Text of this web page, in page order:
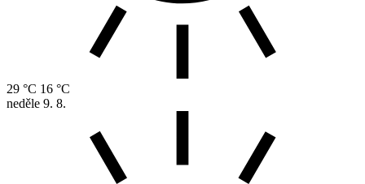
29 °C 16 °C
neděle 9. 8.